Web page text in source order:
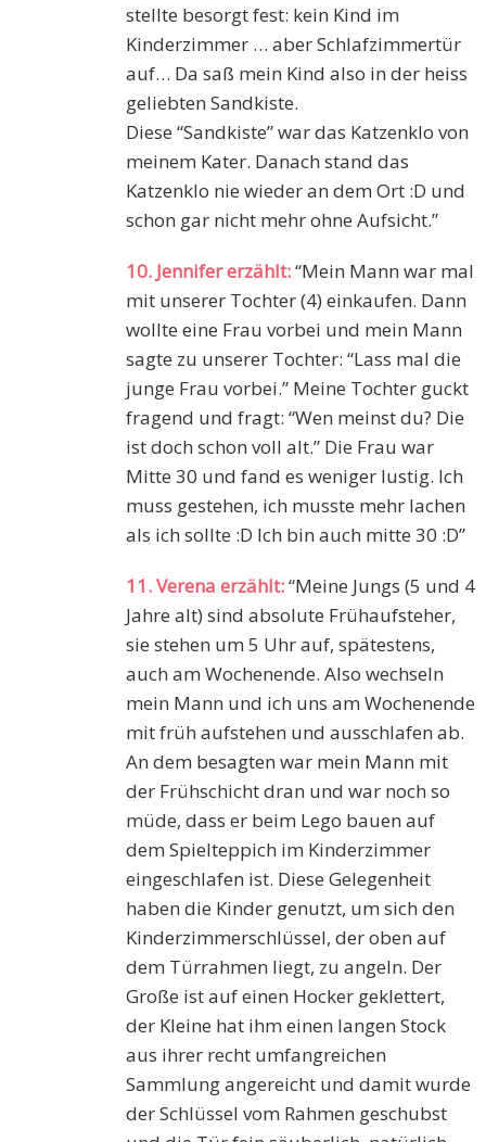
stellte besorgt fest: kein Kind im
Kinderzimmer … aber Schlafzimmertür
auf… Da saß mein Kind also in der heiss
geliebten Sandkiste.
Diese “Sandkiste” war das Katzenklo von
meinem Kater. Danach stand das
Katzenklo nie wieder an dem Ort :D und
schon gar nicht mehr ohne Aufsicht.”
10. Jennifer erzählt:“Mein Mann war mal
mit unserer Tochter (4) einkaufen. Dann
wollte eine Frau vorbei und mein Mann
sagte zu unserer Tochter: “Lass mal die
junge Frau vorbei.” Meine Tochter guckt
fragend und fragt: “Wen meinst du? Die
ist doch schon voll alt.” Die Frau war
Mitte 30 und fand es weniger lustig. Ich
muss gestehen, ich musste mehr lachen
als ich sollte :D Ich bin auch mitte 30 :D”
11. Verena erzählt:“Meine Jungs (5 und 4
Jahre alt) sind absolute Frühaufsteher,
sie stehen um 5 Uhr auf, spätestens,
auch am Wochenende. Also wechseln
mein Mann und ich uns am Wochenende
mit früh aufstehen und ausschlafen ab.
An dem besagten war mein Mann mit
der Frühschicht dran und war noch so
müde, dass er beim Lego bauen auf
dem Spielteppich im Kinderzimmer
eingeschlafen ist. Diese Gelegenheit
haben die Kinder genutzt, um sich den
Kinderzimmerschlüssel, der oben auf
dem Türrahmen liegt, zu angeln. Der
Große ist auf einen Hocker geklettert,
der Kleine hat ihm einen langen Stock
aus ihrer recht umfangreichen
Sammlung angereicht und damit wurde
der Schlüssel vom Rahmen geschubst